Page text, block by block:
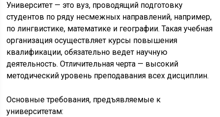
Университет — это вуз, проводящий подготовку
студентов по ряду несмежных направлений, например,
по лингвистике, математике и географии. Такая учебная
организация осуществляет курсы повышения
квалификации, обязательно ведет научную
деятельность. Отличительная черта — высокий
методический уровень преподавания всех дисциплин.
Основные требования, предъявляемые к
университетам: